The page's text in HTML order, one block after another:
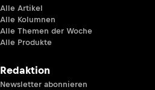
Alle Artikel
Alle Kolumnen
Alle Themen der Woche
Alle Produkte
Redaktion
Newsletter abonnieren